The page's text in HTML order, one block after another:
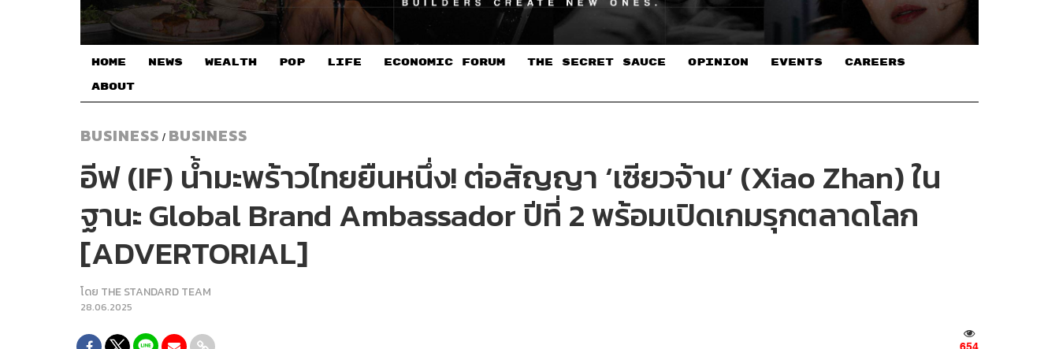
HOME NEWS WEALTH POP LIFE ECONOMIC FORUM THE SECRET SAUCE​ OPINION EVENTS CAREERS
ABOUT
BUSINESS / BUSINESS
อีฟ (IF) น้ำมะพร้าวไทยยืนหนึ่ง! ต่อสัญญา ‘เซียวจ้าน’ (Xiao Zhan) ใน
ฐานะ Global Brand Ambassador ปีที่ 2 พร้อมเปิดเกมรุกตลาดโลก
[ADVERTORIAL]
โดย THE STANDARD TEAM
28.06.2025
654